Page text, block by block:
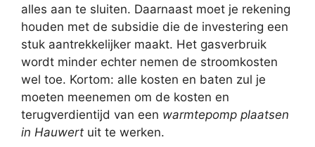
alles aan te sluiten. Daarnaast moet je rekening
houden met de subsidie die de investering een
stuk aantrekkelijker maakt. Het gasverbruik
wordt minder echter nemen de stroomkosten
wel toe. Kortom: alle kosten en baten zul je
moeten meenemen om de kosten en
terugverdientijd van een warmtepomp plaatsen
in Hauwert uit te werken.